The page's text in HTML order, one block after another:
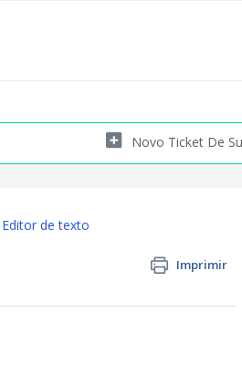
Novo Ticket De
de texto
Imprimir